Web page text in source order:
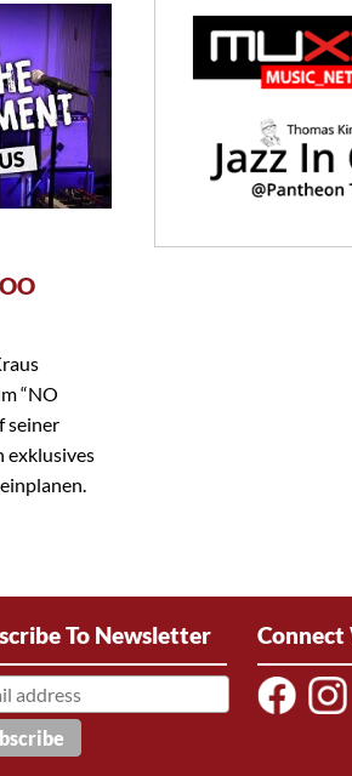
“NO
seiner
exklusives
To Newsletter Connect